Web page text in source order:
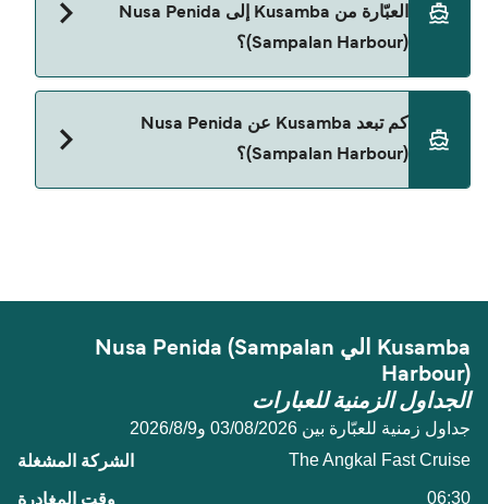
العبّارة من Kusamba إلى Nusa Penida
(Sampalan Harbour)؟
Kusamba و Nusa Penida (Sampalan Harbour).
كم تبعد Kusamba عن Nusa Penida
(Sampalan Harbour)؟
Kusamba الي Nusa Penida (Sampalan
Harbour)
الجداول الزمنية للعبارات
جداول زمنية للعبّارة بين 03/08/2026 و9‏/8‏/2026
The Angkal Fast Cruise
06:30